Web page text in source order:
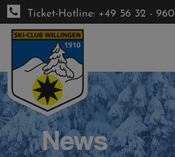
Direkt
zum
Inhalt
Ticket-Hotline: +49 56 32 -
News